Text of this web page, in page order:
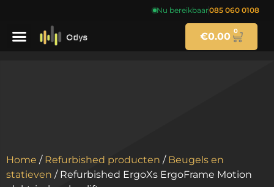
Nu bereikbaar085 060 0108
€0.00 0
Home / Refurbished producten / Beugels en
statieven / Refurbished ErgoXs ErgoFrame Motion